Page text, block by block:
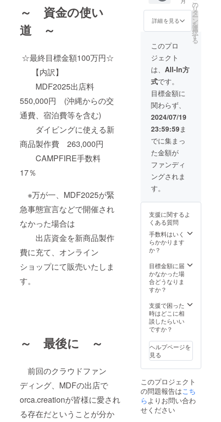
～ 資金の使い
道 ～
☆最終目標金額100万円☆
【内訳】
MDF2025出店料
550,000円 (沖縄からの交
通費、宿泊費等を含む)
ダイビングに使える新
商品製作費 263,000円
CAMPFIRE手数料
17％
※万が一、MDF2025が緊
急事態宣言などで開催され
なかった場合は
出店資金を新商品製作
費に充て、オンライン
ショップにて販売いたしま
す。
～ 最後に ～
前回のクラウドファン
ディング、MDFの出店で
orca.creationが皆様に愛され
る存在だということが分か
※備考
載可能
なニッ
ムなど
の
お名前
をご記
入くだ
さい。
場合は
orca.cr
eation
の
イトで
新商品
を販売
いたし
②フェ
ア当
日、
ブース
パネル
にお名
前掲載
※備考
欄に掲
載可能
なニッ
クネー
ムなど
をご記
入くだ
さい。
ご連絡
いたし
ます。
※万が
リンダ
グフェ
アへの
出店が
で
きな
かった
場合は
orca.cr
の
通販サ
イトで
新商品
を販売
いたし
ます。
日、
ブース
パネル
にお名
前掲載
※備考
なニッ
クネー
ムなど
をご記
入くだ
さい。
固有名
詞はお
断りす
ます。
※メー
ルにて
相談し
ながら
の作成
となり
ます。
後
日こち
らから
ご連絡
いたし
ます。
※万が
一、マ
リンダ
イビン
出店が
で
きな
かった
場合は
orca.cr
通販サ
イトで
新商品
ます。
②フェ
ア当
日、
パネル
にお名
前掲載
※備考
載可能
なニッ
クネー
ムなど
の
カップ
です。
※カ
ラー：
ブラッ
ク ※
サイ
ズ：
400mℓ
（高さ
10cm×
径
8.5cm
） ②
フェア
当日、
ブース
パネル
にお名
前掲載
※備考
欄に掲
載可能
ムなど
お名前
をご記
入くだ
さい。
詳細を見る
の
リ
タ
ー
ン
を
選
択
す
る
このプロ
ジェクト
は、 All-In方
式です。
目標金額に
関わらず、
2024/07/19
23:59:59ま
でに集まっ
た金額が
ファンディ
ングされま
す。
支援に関するよ
くある質問
手数料はいく
らかかります
か？
目標金額に届
かなかった場
合どうなりま
すか？
支援で困った
時はどこに相
談したらいい
ですか？
ヘルプページを
見る
このプロジェクト
の問題報告はこち
ら よりお問い合わ
せください